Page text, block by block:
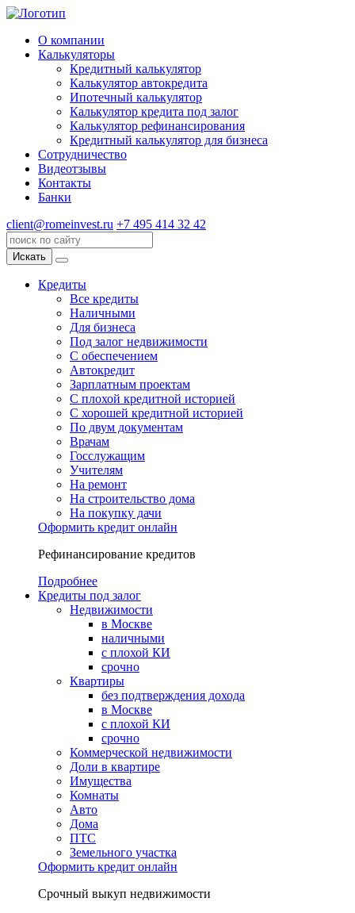
О компании
Калькуляторы
Кредитный калькулятор
Калькулятор автокредита
Ипотечный калькулятор
Калькулятор кредита под залог
Калькулятор рефинансирования
Кредитный калькулятор для бизнеса
Сотрудничество
Видеотзывы
Контакты
Банки
client@romeinvest.ru +7 495 414 32 42
Искать
Кредиты
Все кредиты
Наличными
Для бизнеса
Под залог недвижимости
С обеспечением
Автокредит
Зарплатным проектам
С плохой кредитной историей
С хорошей кредитной историей
По двум документам
Врачам
Госслужащим
Учителям
На ремонт
На строительство дома
На покупку дачи
Оформить кредит онлайн
Рефинансирование кредитов
Подробнее
Кредиты под залог
Недвижимости
в Москве
наличными
с плохой КИ
срочно
Квартиры
без подтверждения дохода
в Москве
с плохой КИ
срочно
Коммерческой недвижимости
Доли в квартире
Имущества
Комнаты
Авто
Дома
ПТС
Земельного участка
Оформить кредит онлайн
Срочный выкуп недвижимости